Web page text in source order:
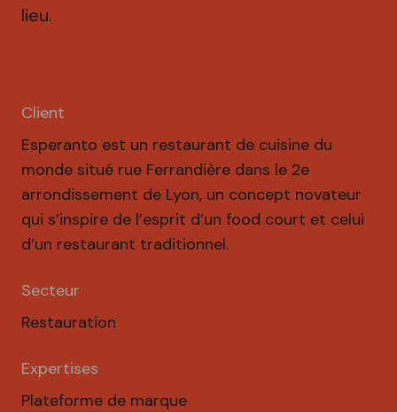
lieu.
Client
Esperanto est un restaurant de cuisine du
monde situé rue Ferrandière dans le 2e
arrondissement de Lyon, un concept novateur
qui s’inspire de l’esprit d’un food court et celui
d’un restaurant traditionnel.
Secteur
Restauration
Expertises
Plateforme de marque